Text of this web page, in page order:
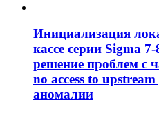
Инициализация
кассе серии Sigma
решение проблем c
no access to
аномалии